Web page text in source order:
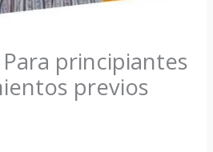
principiantes
previos